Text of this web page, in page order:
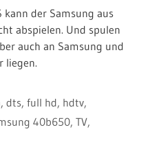
kann der Samsung aus
abspielen. Und spulen
auch an Samsung und
liegen.
, dts, full hd, hdtv,
40b650, TV,